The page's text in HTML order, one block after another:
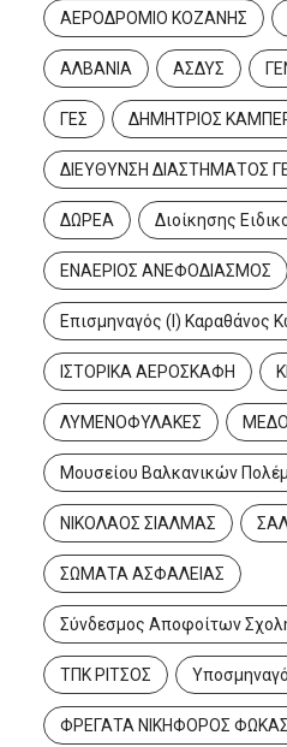
ΑΕΡΟΔΡΟΜΙΟ ΚΟΖΑΝΗΣ
ΑΛΒΑΝΙΑ ΑΣΔΥΣ
ΓΕΣ ΔΗΜΗΤΡΙΟΣ
ΔΙΕΥΘΥΝΣΗ ΔΙΑΣΤΗΜΑΤΟΣ
ΔΩΡΕΑ Διοίκησης
ΕΝΑΕΡΙΟΣ ΑΝΕΦΟΔΙΑΣΜΟΣ
Επισμηναγός (Ι) Καραθάνος
ΙΣΤΟΡΙΚΑ ΑΕΡΟΣΚΑΦΗ
ΛΥΜΕΝΟΦΥΛΑΚΕΣ
Μουσείου Βαλκανικών
ΝΙΚΟΛΑΟΣ ΣΙΑΛΜΑΣ
ΣΩΜΑΤΑ ΑΣΦΑΛΕΙΑΣ
Σύνδεσμος Αποφοίτων
ΤΠΚ ΡΙΤΣΟΣ
ΦΡΕΓΑΤΑ ΝΙΚΗΦΟΡΟΣ ΦΩΚΑΣ